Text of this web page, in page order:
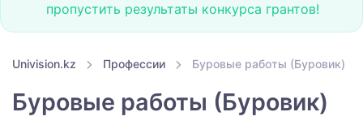
пропустить результаты конкурса грантов!
Univision.kz Профессии Буровые работы (Буровик)
Буровые работы (Буровик)